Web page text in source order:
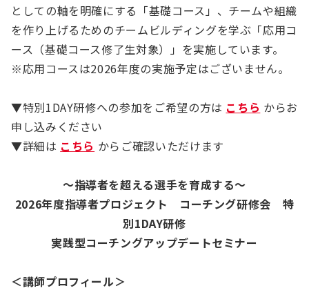
としての軸を明確にする「基礎コース」、チームや組織
を作り上げるためのチームビルディングを学ぶ「応用コ
ース（基礎コース修了生対象）」を実施しています。
※応用コースは2026年度の実施予定はございません。
▼特別1DAY研修への参加をご希望の方は こちら からお
申し込みください
▼詳細は こちら からご確認いただけます
～指導者を超える選手を育成する～
2026年度指導者プロジェクト コーチング研修会 特
別1DAY研修
実践型コーチングアップデートセミナー
＜講師プロフィール＞